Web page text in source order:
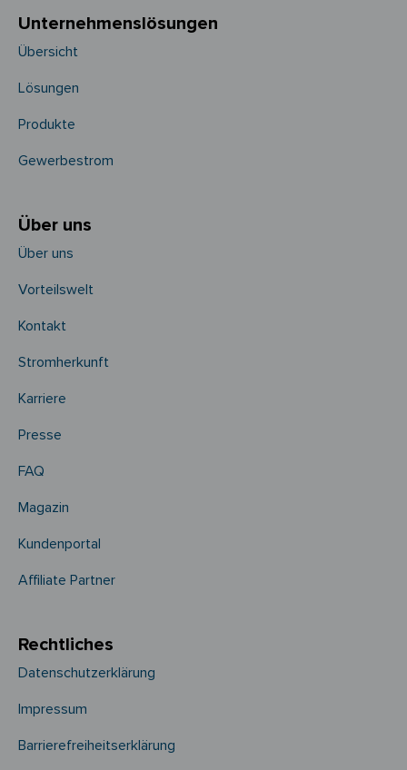
Unternehmens­­lösungen
Übersicht
Lösungen
Produkte
Gewerbestrom
Über uns
Über uns
Vorteilswelt
Kontakt
Stromherkunft
Karriere
Presse
FAQ
Magazin
Kundenportal
Affiliate Partner
Rechtliches
Datenschutzerklärung
Impressum
Barrierefreiheitserklärung